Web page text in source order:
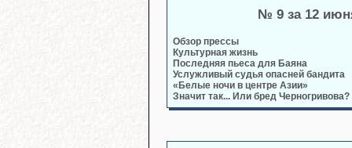
№ 9 за 12
Обзор прессы
Культурная жизнь
Последняя пьеса для Баяна
Услужливый судья опасней бандита
«Белые ночи в центре Азии»
Значит так... Или бред Черногривова?